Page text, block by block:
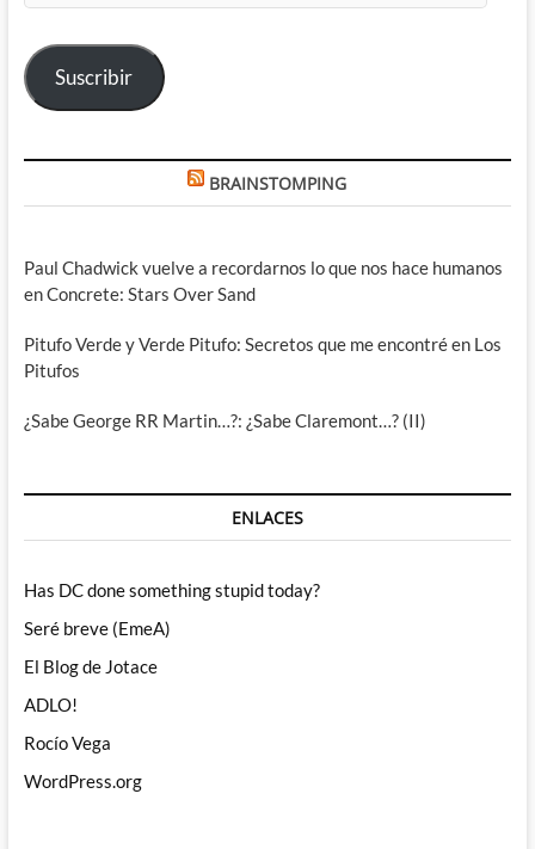
electrónico
Suscribir
BRAINSTOMPING
Paul Chadwick vuelve a recordarnos lo que nos hace humanos
en Concrete: Stars Over Sand
Pitufo Verde y Verde Pitufo: Secretos que me encontré en Los
Pitufos
¿Sabe George RR Martin…?: ¿Sabe Claremont…? (II)
ENLACES
Has DC done something stupid today?
Seré breve (EmeA)
El Blog de Jotace
ADLO!
Rocío Vega
WordPress.org